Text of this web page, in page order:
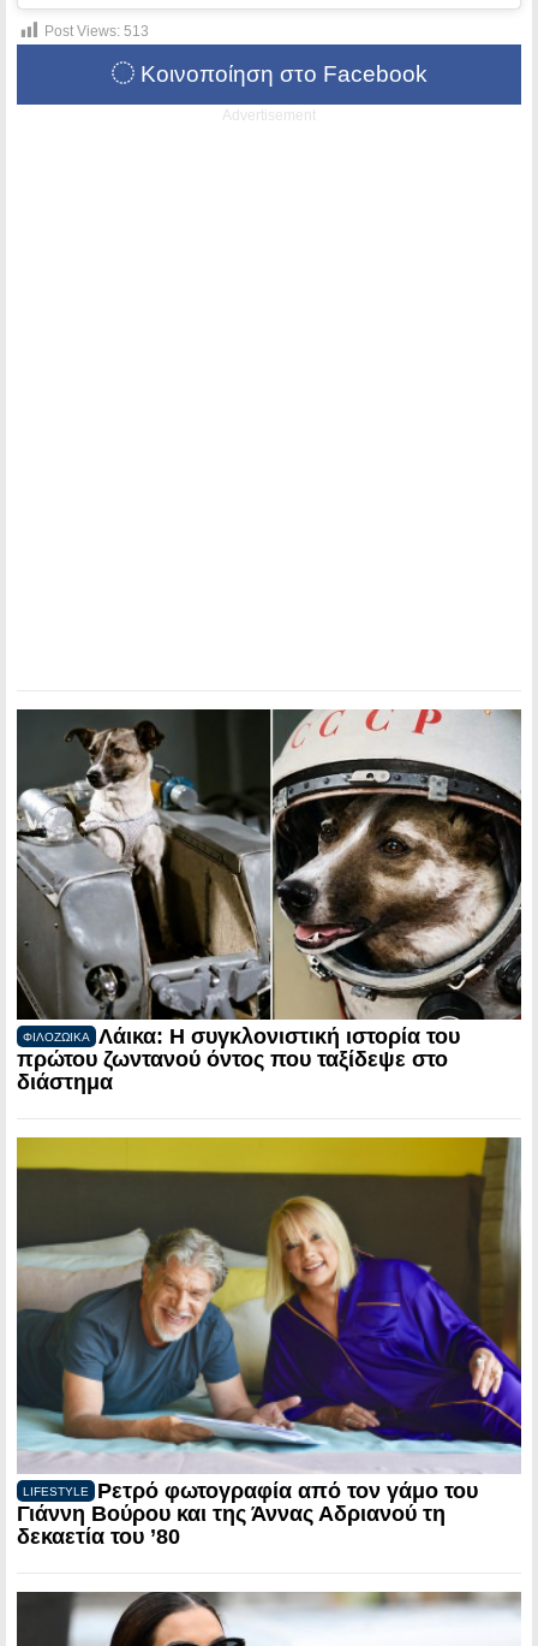
Post Views: 513
Κοινοποίηση στο Facebook
Advertisement
ΦΙΛΟΖΩΙΚΑ
Λάικα: Η συγκλονιστική ιστορία του
πρώτου ζωντανού όντος που ταξίδεψε στο
διάστημα
LIFESTYLE
Ρετρό φωτογραφία από τον γάμο του
Γιάννη Βούρου και της Άννας Αδριανού τη
δεκαετία του ’80